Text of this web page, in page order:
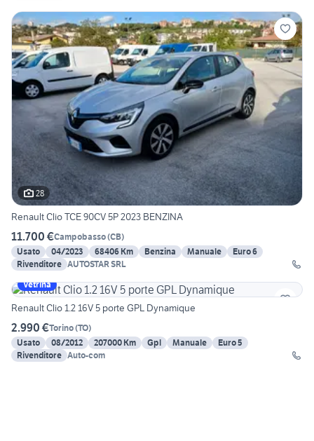
28
Renault Clio TCE 90CV 5P 2023 BENZINA
11.700 €Campobasso(CB)
Usato
04/2023 68406 Km Benzina Manuale
Euro 6
Rivenditore AUTOSTAR SRL
Vetrina
Renault Clio 1.2 16V 5 porte GPL Dynamique
2.990 €Torino(TO)
Usato
08/2012 207000 Km Gpl Manuale
Euro 5
Rivenditore Auto-com